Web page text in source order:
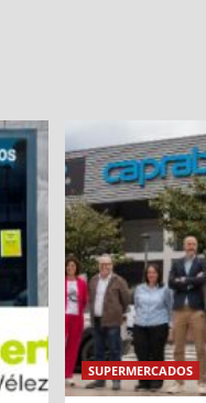
SUPERMERCADOS